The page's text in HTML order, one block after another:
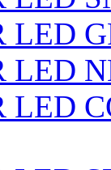
LED
LED
LED